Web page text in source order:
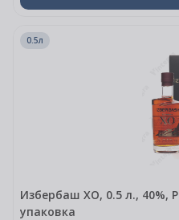
0.5л
Избербаш XO, 0.5 л., 40%,
упаковка